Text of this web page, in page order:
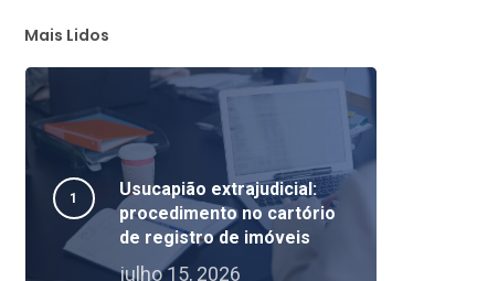
Mais Lidos
Usucapião extrajudicial:
procedimento no cartório
de registro de imóveis
julho 15, 2026